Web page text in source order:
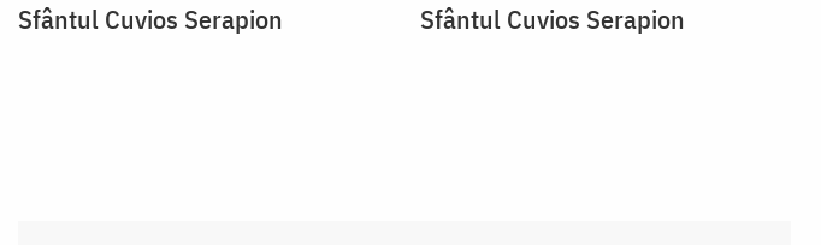
Sfântul Cuvios Serapion Sfântul Cuvios Serapion